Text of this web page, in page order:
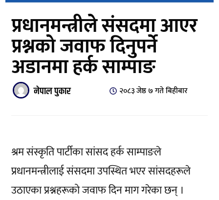
प्रधानमन्त्रीले संसदमा आएर
प्रश्नको जवाफ दिनुपर्ने
अडानमा हर्क साम्पाङ
नेपाल पुकार २०८३ जेष्ठ ७ गते बिहीबार
श्रम संस्कृति पार्टीका सांसद हर्क साम्पाङले
प्रधानमन्त्रीलाई संसदमा उपस्थित भएर सांसदहरूले
उठाएका प्रश्नहरूको जवाफ दिन माग गरेका छन् ।